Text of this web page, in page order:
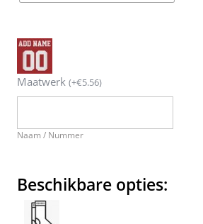
Maatwerk (+€5.56)
Naam / Nummer
Beschikbare opties: